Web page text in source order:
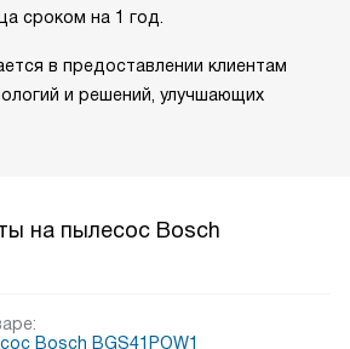
сроком на 1 год.
в предоставлении клиентам
и решений, улучшающих
на пылесос Bosch
Bosch BGS41POW1